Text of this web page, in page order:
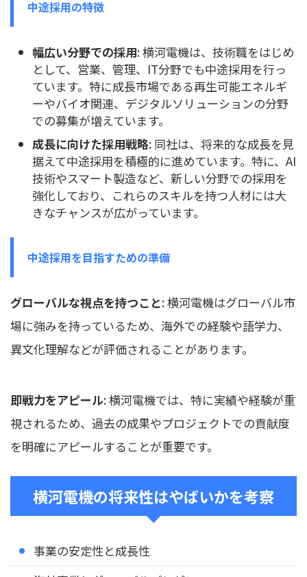
中途採用の特徴
幅広い分野での採用: 横河電機は、技術職をはじめ
として、営業、管理、IT分野でも中途採用を行っ
ています。特に成長市場である再生可能エネルギ
ーやバイオ関連、デジタルソリューションの分野
での募集が増えています。
成長に向けた採用戦略: 同社は、将来的な成長を見
据えて中途採用を積極的に進めています。特に、AI
技術やスマート製造など、新しい分野での採用を
強化しており、これらのスキルを持つ人材には大
きなチャンスが広がっています。
中途採用を目指すための準備
グローバルな視点を持つこと: 横河電機はグローバル市
場に強みを持っているため、海外での経験や語学力、
異文化理解などが評価されることがあります。
即戦力をアピール: 横河電機では、特に実績や経験が重
視されるため、過去の成果やプロジェクトでの貢献度
を明確にアピールすることが重要です。
横河電機の将来性はやばいかを考察
事業の安定性と成長性